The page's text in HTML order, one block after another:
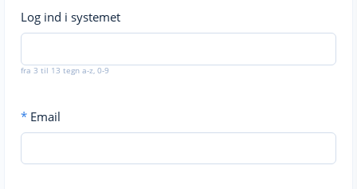
Log ind i systemet
fra 3 til 13 tegn a-z, 0-9
* Email